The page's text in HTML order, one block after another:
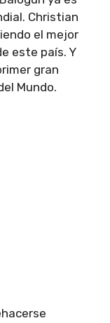
Christian
el mejor
este país. Y
gran
Mundo.